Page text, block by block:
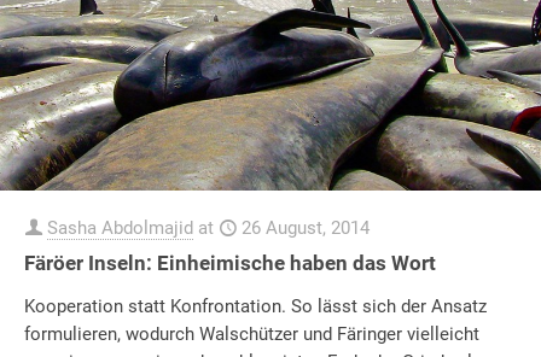
Sasha Abdolmajid at 26 August, 2014
Färöer Inseln: Einheimische haben das Wort
Kooperation statt Konfrontation. So lässt sich der Ansatz
formulieren, wodurch Walschützer und Färinger vielleicht